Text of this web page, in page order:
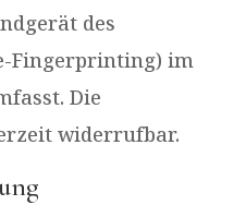
des
Fingerprinting) im
Die
widerrufbar.